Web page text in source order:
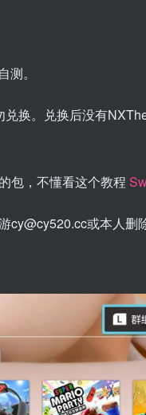
。
换。兑换后没有
包，不懂看这个教程
或本人删除
录